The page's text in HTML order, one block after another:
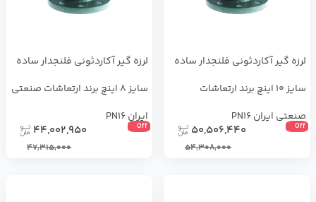
لرزه گیر آکاردئونی فلنجدار ساده
سایز 10 اینچ برند ارتعاشات
صنعتی ایران PN16
Off
50,506,440
54,308,000
لرزه گیر آکاردئونی فلنجدار ساده
سایز 8 اینچ برند ارتعاشات صنعتی
ایران PN16
Off
44,002,950
47,315,000